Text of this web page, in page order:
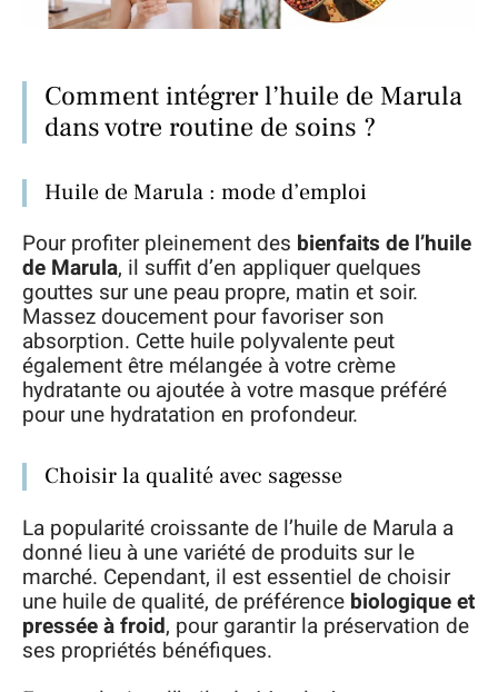
Comment intégrer l’huile de Marula
dans votre routine de soins ?
Huile de Marula : mode d’emploi
Pour profiter pleinement des bienfaits de l’huile
de Marula, il suffit d’en appliquer quelques
gouttes sur une peau propre, matin et soir.
Massez doucement pour favoriser son
absorption. Cette huile polyvalente peut
également être mélangée à votre crème
hydratante ou ajoutée à votre masque préféré
pour une hydratation en profondeur.
Choisir la qualité avec sagesse
La popularité croissante de l’huile de Marula a
donné lieu à une variété de produits sur le
marché. Cependant, il est essentiel de choisir
une huile de qualité, de préférence biologique et
pressée à froid, pour garantir la préservation de
ses propriétés bénéfiques.